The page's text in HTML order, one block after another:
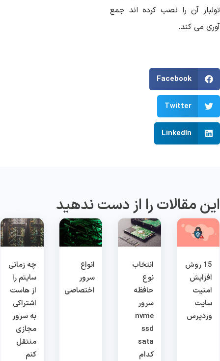
آن را نصب کرده اند جمع
می کند.
Facebook
Twitter
LinkedIn
مقالات را از دست ندهید
15 روش
افزایش
امنیت
سایت
وردپرس
انتخاب
نوع
حافظه
سرور
nvme
ssd
sata
کدام
انواع
سرور
اختصاصی
چه زمانی
سایتم را
از هاست
اشتراکی
به سرور
مجازی
منتقل
کنم